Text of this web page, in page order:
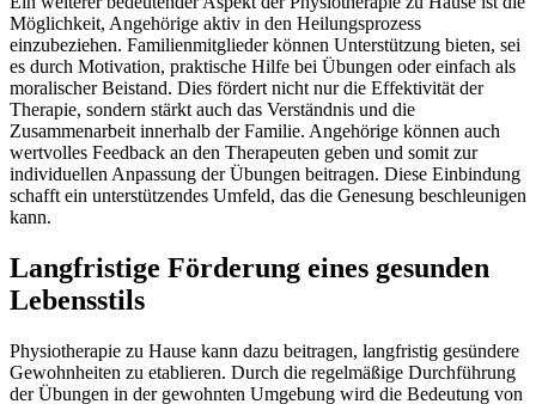
Möglichkeit, Angehörige aktiv in den Heilungsprozess
einzubeziehen. Familienmitglieder können Unterstützung bieten, sei
es durch Motivation, praktische Hilfe bei Übungen oder einfach als
moralischer Beistand. Dies fördert nicht nur die Effektivität der
Therapie, sondern stärkt auch das Verständnis und die
Zusammenarbeit innerhalb der Familie. Angehörige können auch
wertvolles Feedback an den Therapeuten geben und somit zur
individuellen Anpassung der Übungen beitragen. Diese Einbindung
schafft ein unterstützendes Umfeld, das die Genesung beschleunigen
kann.
Langfristige Förderung eines gesunden
Lebensstils
Physiotherapie zu Hause kann dazu beitragen, langfristig gesündere
Gewohnheiten zu etablieren. Durch die regelmäßige Durchführung
der Übungen in der gewohnten Umgebung wird die Bedeutung von